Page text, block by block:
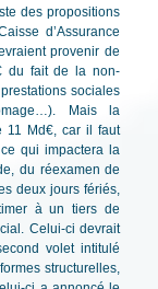
des propositions
d’Assurance
provenir de
du fait de la non-
sociales
Mais la
11 Md€, car il faut
qui impactera la
du réexamen de
deux jours fériés,
à un tiers de
Celui-ci devrait
volet intitulé
structurelles,